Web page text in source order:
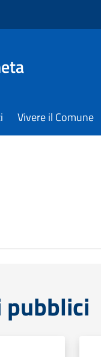
Vivere il Comune
pubblici